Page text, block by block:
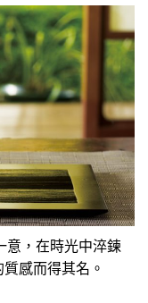
意，在時光中淬鍊
感而得其名。